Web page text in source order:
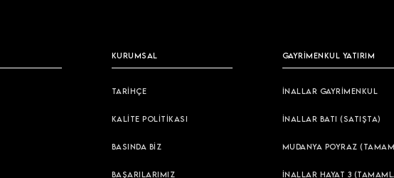
KURUMSAL
TARİHÇE
KALİTE POLİTİKASI
BASINDA BİZ
BAŞARILARIMIZ
GAYRİMENKUL YATIRIM
İNALLAR GAYRİMENKUL
İNALLAR BATI (SATIŞTA)
MUDANYA POYRAZ
İNALLAR HAYAT 3